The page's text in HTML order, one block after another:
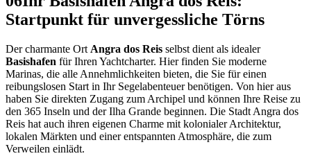
Startpunkt für unvergessliche Törns
Der charmante Ort Angra dos Reis selbst dient als idealer
Basishafen für Ihren Yachtcharter. Hier finden Sie moderne
Marinas, die alle Annehmlichkeiten bieten, die Sie für einen
reibungslosen Start in Ihr Segelabenteuer benötigen. Von hier aus
haben Sie direkten Zugang zum Archipel und können Ihre Reise zu
den 365 Inseln und der Ilha Grande beginnen. Die Stadt Angra dos
Reis hat auch ihren eigenen Charme mit kolonialer Architektur,
lokalen Märkten und einer entspannten Atmosphäre, die zum
Verweilen einlädt.